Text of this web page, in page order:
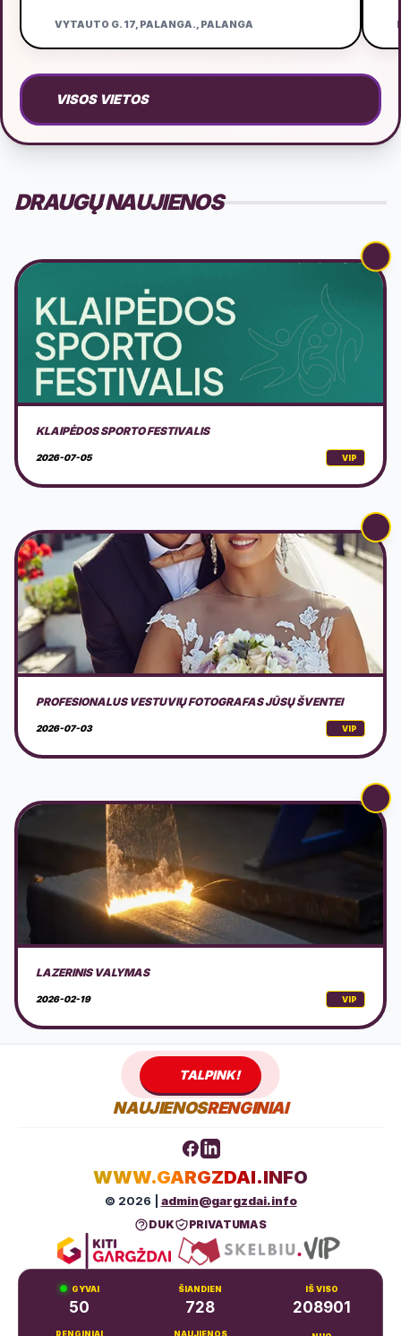
VYTAUTO G. 17, PALANGA., PALANGA
VISOS VIETOS
DRAUGŲ NAUJIENOS
PROFESIONALUS VESTUVIŲ FOTOGRAFAS JŪSŲ ŠVENTEI
2026-07-03 VIP
LAZERINIS VALYMAS
2026-02-19 VIP
CEPELINŲ VIRIMO LIETUVOS ČEMPIONATAS 2026 GARGŽDAI
2026-02-18 VIP
TALPINK!
NAUJIENOSRENGINIAI
WWW.GARGZDAI.INFO
© 2026 | admin@gargzdai.info
DUK PRIVATUMAS
GYVAI
50
ŠIANDIEN
728
IŠ VISO
208901
RENGINIAI NAUJIENOS